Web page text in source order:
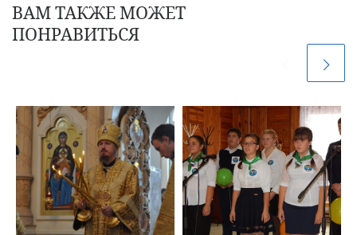
ВАМ ТАКЖЕ МОЖЕТ
ПОНРАВИТЬСЯ